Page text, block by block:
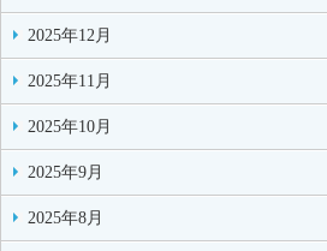
2025年12月
2025年11月
2025年10月
2025年9月
2025年8月